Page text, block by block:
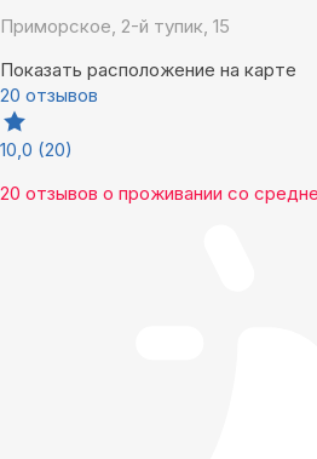
Приморское, 2-й тупик, 15
Показать расположение на карте
20 отзывов
10,0 (20)
20 отзывов о проживании со